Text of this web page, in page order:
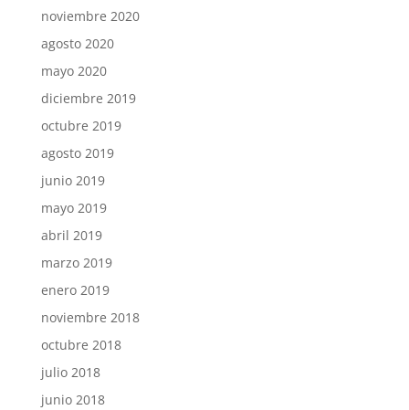
noviembre 2020
agosto 2020
mayo 2020
diciembre 2019
octubre 2019
agosto 2019
junio 2019
mayo 2019
abril 2019
marzo 2019
enero 2019
noviembre 2018
octubre 2018
julio 2018
junio 2018